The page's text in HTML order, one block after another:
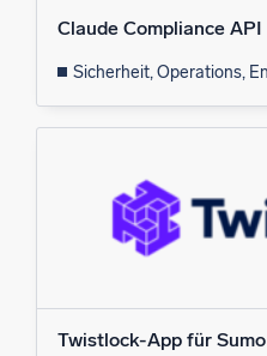
Claude Compliance API
Sicherheit, Operations,
Twistlock-App für